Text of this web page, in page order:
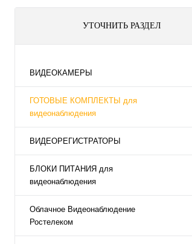
УТОЧНИТЬ РАЗДЕЛ
ВИДЕОКАМЕРЫ
ГОТОВЫЕ КОМПЛЕКТЫ для
видеонаблюдения
ВИДЕОРЕГИСТРАТОРЫ
БЛОКИ ПИТАНИЯ для
видеонаблюдения
Облачное Видеонаблюдение
Ростелеком